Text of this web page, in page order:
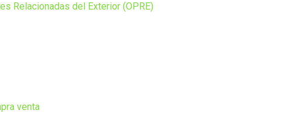
Relacionadas del Exterior (OPRE)
venta